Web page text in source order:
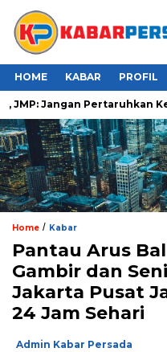
HOME KABAR PROFIL
Jangan Pertaruhkan
Home / Kabar
Pantau Arus
Gambir dan
Jakarta Pusat
24 Jam Sehari
Admin Kabar Persada